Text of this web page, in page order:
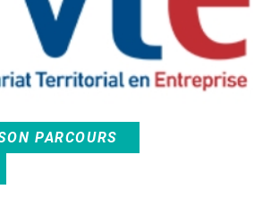
PARCOURS